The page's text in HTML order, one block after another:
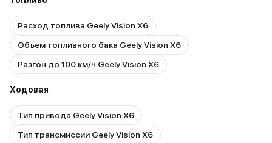
Расход топлива Geely Vision X6
Объем топливного бака Geely Vision X6
Разгон до 100 км/ч Geely Vision X6
Ходовая
Тип привода Geely Vision X6
Тип трансмиссии Geely Vision X6